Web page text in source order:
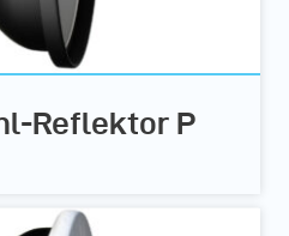
Reflektor P